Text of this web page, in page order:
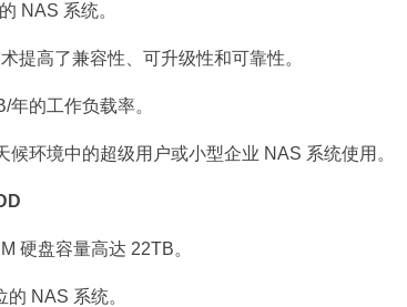
NAS 系统。
提高了兼容性、可升级性和可靠性。
年的工作负载率。
候环境中的超级用户或小型企业 NAS 系统使用。
硬盘容量高达 22TB。
NAS 系统。